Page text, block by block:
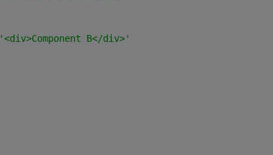
'<div>Component B</div>'